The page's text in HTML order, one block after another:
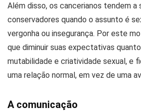
Além disso, os cancerianos tendem a
conservadores quando o assunto é
vergonha ou insegurança. Por este
que diminuir suas expectativas
mutabilidade e criatividade sexual, e
uma relação normal, em vez de uma
A comunicação